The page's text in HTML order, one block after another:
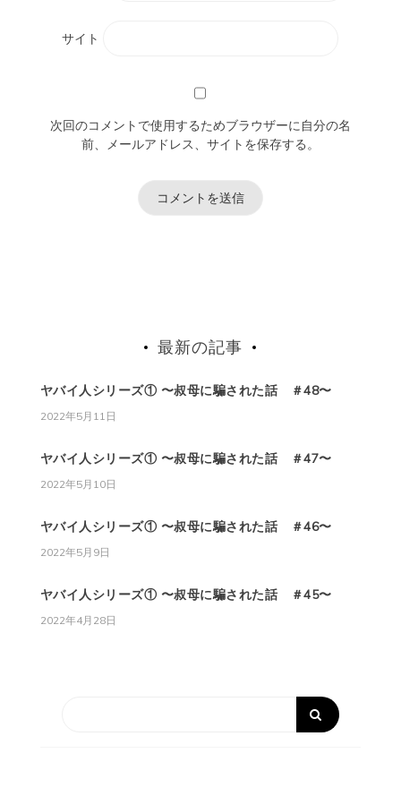
サイト
次回のコメントで使用するためブラウザーに自分の名
前、メールアドレス、サイトを保存する。
最新の記事
ヤバイ人シリーズ① 〜叔母に騙された話 ＃48〜
2022年5月11日
ヤバイ人シリーズ① 〜叔母に騙された話 ＃47〜
2022年5月10日
ヤバイ人シリーズ① 〜叔母に騙された話 ＃46〜
2022年5月9日
ヤバイ人シリーズ① 〜叔母に騙された話 ＃45〜
2022年4月28日